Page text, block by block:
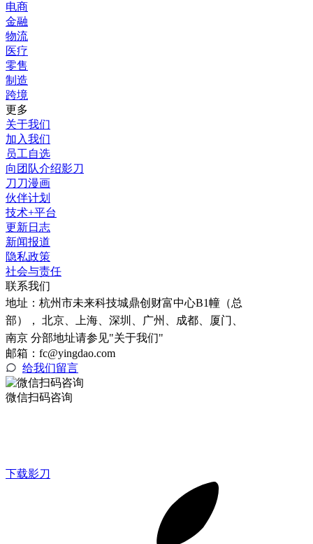
电商
金融
物流
医疗
零售
制造
跨境
更多
关于我们
加入我们
员工自选
向团队介绍影刀
刀刀漫画
伙伴计划
技术+平台
更新日志
新闻报道
隐私政策
社会与责任
联系我们
地址： 杭州市未来科技城鼎创财富中心B1幢（总
部）， 北京、上海、深圳、广州、成都、厦门、
南京 分部地址请参见"关于我们"
邮箱：fc@yingdao.com
给我们留言
微信扫码咨询
下载影刀